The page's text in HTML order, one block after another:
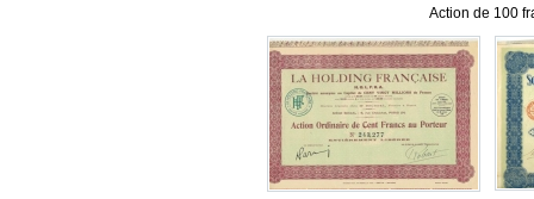
Action de 100